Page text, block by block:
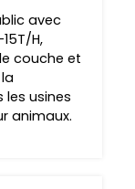
avec
H,
couche et
usines
animaux.